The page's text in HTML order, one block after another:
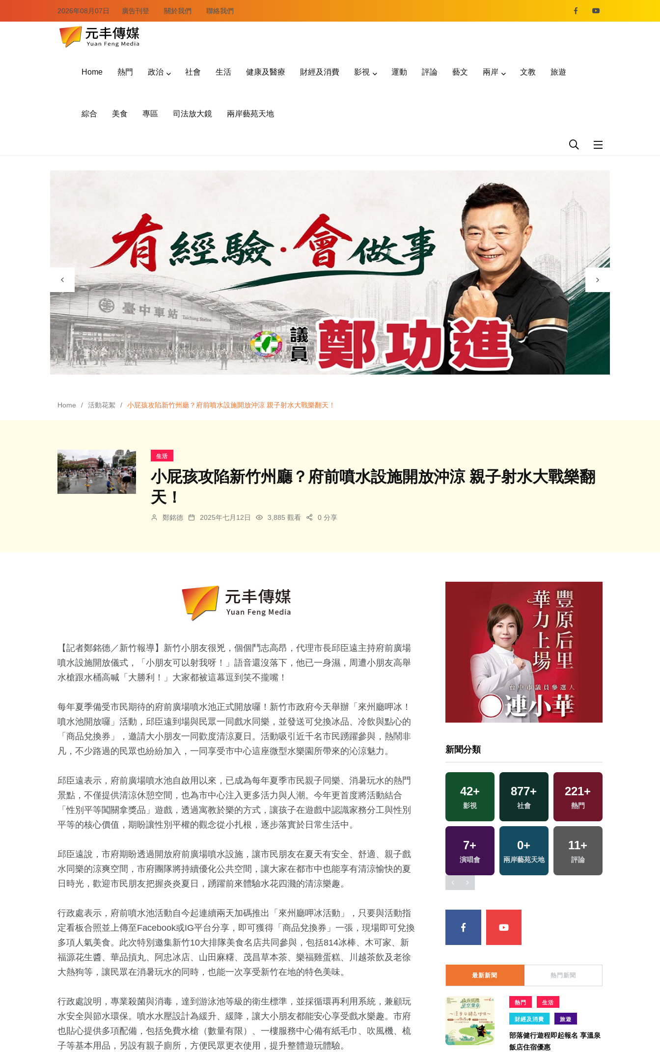
2026年08月07日 廣告刊登 關於我們 聯絡我們
Home 熱門 政治 社會 生活 健康及醫療 財經及消費 影視 運動 評論 藝文 兩岸 文教 旅遊
綜合 美食 專區 司法放大鏡 兩岸藝苑天地
Home 活動花絮 小屁孩攻陷新竹州廳？府前噴水設施開放沖涼 親子射水大戰樂翻天！
生活
小屁孩攻陷新竹州廳？府前噴水設施開放沖涼 親子射水大戰樂翻
天！
鄭銘德 2025年七月12日 3,885 觀看 0 分享
【記者鄭銘德／新竹報導】新竹小朋友很兇，個個鬥志高昂，代理市長邱臣遠主持府前廣場
噴水設施開放儀式，「小朋友可以射我呀！」語音還沒落下，他已一身濕，周遭小朋友高舉
水槍跟水桶高喊「大勝利！」大家都被這幕逗到笑不攏嘴！
每年夏季備受市民期待的府前廣場噴水池正式開放囉！新竹市政府今天舉辦「來州廳呷冰！
噴水池開放囉」活動，邱臣遠到場與民眾一同戲水同樂，並發送可兌換冰品、冷飲與點心的
「商品兌換券」，邀請大小朋友一同歡度清涼夏日。活動吸引近千名市民踴躍參與，熱鬧非
凡，不少路過的民眾也紛紛加入，一同享受市中心這座微型水樂園所帶來的沁涼魅力。
邱臣遠表示，府前廣場噴水池自啟用以來，已成為每年夏季市民親子同樂、消暑玩水的熱門
景點，不僅提供清涼休憩空間，也為市中心注入更多活力與人潮。今年更首度將活動結合
「性別平等闖關拿獎品」遊戲，透過寓教於樂的方式，讓孩子在遊戲中認識家務分工與性別
平等的核心價值，期盼讓性別平權的觀念從小扎根，逐步落實於日常生活中。
邱臣遠說，市府期盼透過開放府前廣場噴水設施，讓市民朋友在夏天有安全、舒適、親子戲
水同樂的涼爽空間，市府團隊將持續優化公共空間，讓大家在都市中也能享有清涼愉快的夏
日時光，歡迎市民朋友把握炎炎夏日，踴躍前來體驗水花四濺的清涼樂趣。
行政處表示，府前噴水池活動自今起連續兩天加碼推出「來州廳呷冰活動」，只要與活動指
定看板合照並上傳至Facebook或IG平台分享，即可獲得「商品兌換券」一張，現場即可兌換
多項人氣美食。此次特別邀集新竹10大排隊美食名店共同參與，包括814冰棒、木可家、新
福源花生醬、華品摃丸、阿忠冰店、山田麻糬、茂昌草本茶、樂福雞蛋糕、川越茶飲及老徐
大熱狗等，讓民眾在消暑玩水的同時，也能一次享受新竹在地的特色美味。
行政處說明，專業殺菌與消毒，達到游泳池等級的衛生標準，並採循環再利用系統，兼顧玩
水安全與節水環保。噴水水壓設計為緩升、緩降，讓大小朋友都能安心享受戲水樂趣。市府
也貼心提供多項配備，包括免費水槍（數量有限）、一樓服務中心備有紙毛巾、吹風機、梳
子等基本用品，另設有親子廁所，方便民眾更衣使用，提升整體遊玩體驗。
新聞分類
+
2024立委選戰
162+
藝文
美食 兩岸
24+
兩岸道教文化交
流專區
1+
福建林公信俗文
化專區
702+
政治
13+
司法放大鏡
綜藝 2024總統大選
42+
影視
877+
社會
221+
熱門
7+
演唱會
0+
兩岸藝苑天地
11+
評論
最新新聞 熱門新聞
熱門 生活
財經及消費 旅遊
部落健行遊程即起報名 享溫泉
飯店住宿優惠